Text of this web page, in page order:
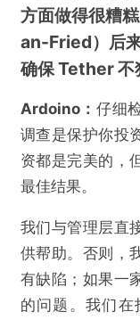
@
仍是高优先
欺诈
方面做得很糟
an-Fried）后
确保 Tether 不
Ardoino： 仔细
调查是保护你投
资都是完美的，
最佳结果。
我们与管理层直
供帮助。否则，
有缺陷；如果一
的问题。我们